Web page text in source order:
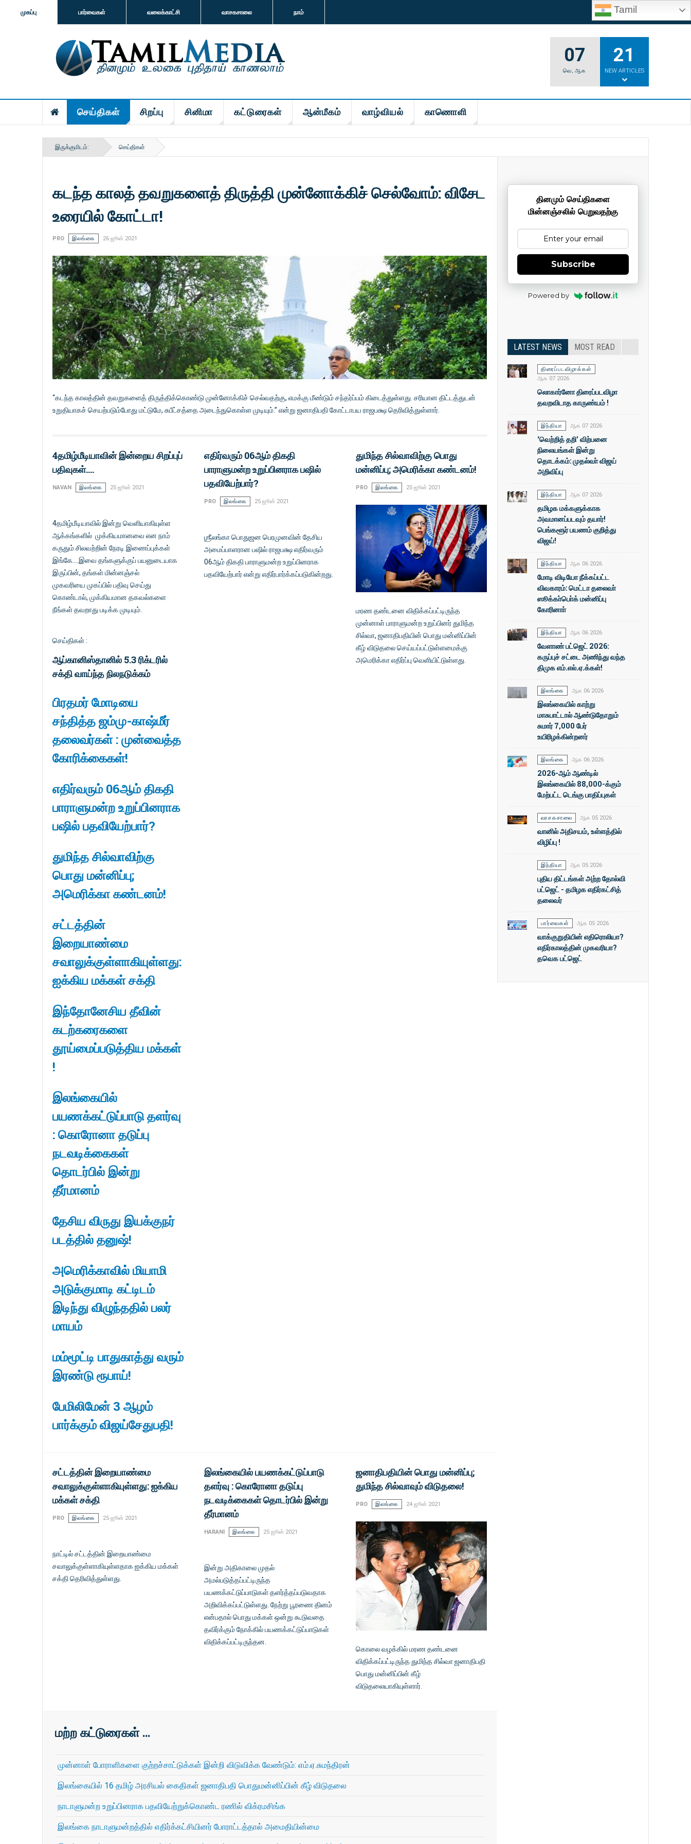
முகப்பு பார்வைகள் வலைக்காட்சி வாசகசாலை நாம் Tamil
07
வெ,ஆக
21
NEW ARTICLES
செய்திகள் சிறப்பு சினிமா கட்டுரைகள் ஆன்மீகம் வாழ்வியல் காணொளி
இருக்குமிடம்: செய்திகள்
கடந்த காலத் தவறுகளைத் திருத்தி முன்னோக்கிச் செல்வோம்: விசேட
உரையில் கோட்டா!
PRO இலங்கை 26 ஜூன் 2021
“கடந்த காலத்தின் தவறுகளைத் திருத்திக்கொண்டு முன்னோக்கிச் செல்வதற்கு, எமக்கு மீண்டும் சந்தர்ப்பம் கிடைத்துள்ளது. சரியான திட்டத்துடன்
உறுதியாகச் செயற்படும்போது மட்டுமே, சுபீட்சத்தை அடைந்துகொள்ள முடியும்.” என்று ஜனாதிபதி கோட்டாபய ராஜபக்ஷ தெரிவித்துள்ளார்.
4தமிழ்மீடியாவின் இன்றைய சிறப்புப்
பதிவுகள்....
NAVAN இலங்கை 25 ஜூன் 2021
4தமிழ்மீடியாவில் இன்று வெளியாகியுள்ள
ஆக்கங்களில் முக்கியமானவை என நாம்
கருதும் சிலவற்றின் நேரடி இணைப்புக்கள்
இங்கே....இவை தங்களுக்குப் பயனுடையாக
இருப்பின், தங்கள் மின்னஞ்சல்
முகவரியை முகப்பில் பதிவு செய்து
கொண்டால், முக்கியமான தகவல்களை
நீங்கள் தவறாது படிக்க முடியும்.
செய்திகள் :
ஆப்கானிஸ்தானில் 5.3 ரிக்டரில்
சக்தி வாய்ந்த நிலநடுக்கம்
பிரதமர் மோடியை
சந்தித்த ஜம்மு-காஷ்மீர்
தலைவர்கள் : முன்வைத்த
கோரிக்கைகள்!
எதிர்வரும் 06ஆம் திகதி
பாராளுமன்ற உறுப்பினராக
பஷில் பதவியேற்பார்?
துமிந்த சில்வாவிற்கு
பொது மன்னிப்பு;
அமெரிக்கா கண்டனம்!
சட்டத்தின்
இறையாண்மை
சவாலுக்குள்ளாகியுள்ளது:
ஐக்கிய மக்கள் சக்தி
இந்தோனேசிய தீவின்
கடற்கரைகளை
தூய்மைப்படுத்திய மக்கள்
!
இலங்கையில்
பயணக்கட்டுப்பாடு தளர்வு
: கொரோனா தடுப்பு
நடவடிக்கைகள்
தொடர்பில் இன்று
தீர்மானம்
தேசிய விருது இயக்குநர்
படத்தில் தனுஷ்!
அமெரிக்காவில் மியாமி
அடுக்குமாடி கட்டிடம்
இடிந்து விழுந்ததில் பலர்
மாயம்
மம்மூட்டி பாதுகாத்து வரும்
இரண்டு ரூபாய்!
பேமிலிமேன் 3 ஆழம்
பார்க்கும் விஜய்சேதுபதி!
எதிர்வரும் 06ஆம் திகதி
பாராளுமன்ற உறுப்பினராக பஷில்
பதவியேற்பார்?
PRO இலங்கை 25 ஜூன் 2021
ஶ்ரீலங்கா பொதுஜன பெரமுனவின் தேசிய
அமைப்பாளரான பஷில் ராஜபக்ஷ எதிர்வரும்
06ஆம் திகதி பாராளுமன்ற உறுப்பினராக
பதவியேற்பார் என்று எதிர்பார்க்கப்படுகின்றது.
துமிந்த சில்வாவிற்கு பொது
மன்னிப்பு; அமெரிக்கா கண்டனம்!
PRO இலங்கை 25 ஜூன் 2021
மரண தண்டனை விதிக்கப்பட்டிருந்த
முன்னாள் பாராளுமன்ற உறுப்பினர் துமிந்த
சில்வா, ஜனாதிபதியின் பொது மன்னிப்பின்
கீழ் விடுதலை செய்யப்பட்டுள்ளமைக்கு
அமெரிக்கா எதிர்ப்பு வெளியிட்டுள்ளது.
சட்டத்தின் இறையாண்மை
சவாலுக்குள்ளாகியுள்ளது: ஐக்கிய
மக்கள் சக்தி
PRO இலங்கை 25 ஜூன் 2021
நாட்டில் சட்டத்தின் இறையாண்மை
சவாலுக்குள்ளாகியுள்ளதாக ஐக்கிய மக்கள்
சக்தி தெரிவித்துள்ளது.
இலங்கையில் பயணக்கட்டுப்பாடு
தளர்வு : கொரோனா தடுப்பு
நடவடிக்கைகள் தொடர்பில் இன்று
தீர்மானம்
HARANI இலங்கை 25 ஜூன் 2021
இன்று அதிகாலை முதல்
அமல்படுத்தப்பட்டிருந்த
பயணக்கட்டுப்பாடுகள் தளர்த்தப்படுவதாக
அறிவிக்கப்பட்டுள்ளது. நேற்று பூரணை தினம்
என்பதால் பொது மக்கள் ஒன்று கூடுவதை
தவிர்க்கும் நோக்கில் பயணக்கட்டுப்பாடுகள்
விதிக்கப்பட்டிருந்தன.
ஜனாதிபதியின் பொது மன்னிப்பு;
துமிந்த சில்வாவும் விடுதலை!
PRO இலங்கை 24 ஜூன் 2021
கொலை வழக்கில் மரண தண்டனை
விதிக்கப்பட்டிருந்த துமிந்த சில்வா ஜனாதிபதி
பொது மன்னிப்பின் கீழ்
விடுதலையாகியுள்ளார்.
மற்ற கட்டுரைகள் …
முன்னாள் போராளிகளை குற்றச்சாட்டுக்கள் இன்றி விடுவிக்க வேண்டும்: எம்.ஏ.சுமந்திரன்
இலங்கையில் 16 தமிழ் அரசியல் கைதிகள் ஜனாதிபதி பொதுமன்னிப்பின் கீழ் விடுதலை
நாடாளுமன்ற உறுப்பினராக பதவியேற்றுக்கொண்ட ரணில் விக்ரமசிங்க
இலங்கை நாடாளுமன்றத்தில் எதிர்க்கட்சியினர் போராட்டத்தால் அமைதியின்மை
தினமும் செய்திகளை
மின்னஞ்சலில் பெறுவதற்கு
Subscribe
Powered by
LATEST NEWS MOST READ
திரைப்படவிழாக்கள்
ஆக 07 2026
லொகார்னோ திரைப்படவிழா
தவறவிடாத காருண்யம் !
இந்தியா ஆக 07 2026
‘வெற்றித் தறி’ விற்பனை
நிலையங்கள் இன்று
தொடக்கம்: முதல்வா் விஜய்
அறிவிப்பு
இந்தியா ஆக 07 2026
தமிழக மக்களுக்காக
அவமானப்படவும் தயார்!
பெங்களூர் பயணம் குறித்து
விஜய்!
இந்தியா ஆக 06 2026
மோடி விடியோ நீக்கப்பட்ட
விவகாரம்: மெட்டா தலைவா்
ஸூக்கா்பொ்க் மன்னிப்பு
கோரினாா்
இந்தியா ஆக 06 2026
வேளாண் பட்ஜெட் 2026:
கருப்புச் சட்டை அணிந்து வந்த
திமுக எம்.எல்.ஏ.க்கள்!
இலங்கை ஆக 06 2026
இலங்கையில் காற்று
மாசுபாட்டால் ஆண்டுதோறும்
சுமார் 7,000 பேர்
உயிரிழக்கின்றனர்
இலங்கை ஆக 06 2026
2026-ஆம் ஆண்டில்
இலங்கையில் 88,000-க்கும்
மேற்பட்ட டெங்கு பாதிப்புகள்
வாசகசாலை ஆக 05 2026
வானில் அதிசயம், உள்ளத்தில்
விழிப்பு !
இந்தியா ஆக 05 2026
புதிய திட்டங்கள் அற்ற தோல்வி
பட்ஜெட் - தமிழக எதிர்கட்சித்
தலைவர்
பார்வைகள் ஆக 05 2026
வாக்குறுதியின் எதிரொலியா?
எதிர்காலத்தின் முகவரியா?
தவெக பட்ஜெட்